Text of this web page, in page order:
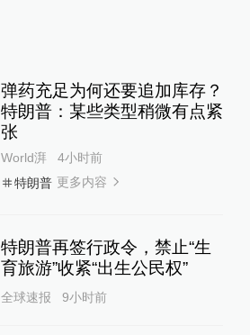
弹药充足为何还要追加库存？
特朗普：某些类型稍微有点紧
张
World湃
4小时前
特朗普 更多内容
特朗普再签行政令，禁止“生
育旅游”收紧“出生公民权”
全球速报 9小时前